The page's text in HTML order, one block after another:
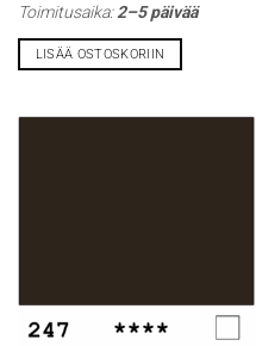
Toimitusaika:2–5 päivää
LISÄÄ OSTOSKORIIN